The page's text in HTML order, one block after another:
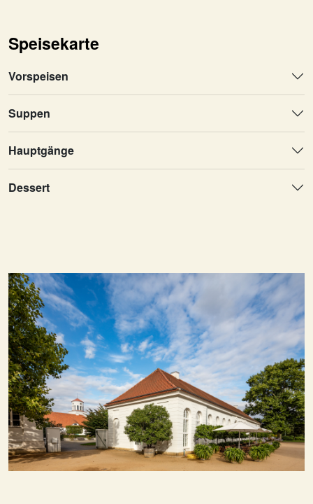
Speisekarte
Vorspeisen
Suppen
Hauptgänge
Dessert